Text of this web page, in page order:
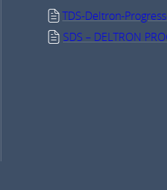
TDS-Deltron-
SDS – DELTRON